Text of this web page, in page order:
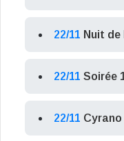
22/11 Nuit
22/11 Soirée
22/11